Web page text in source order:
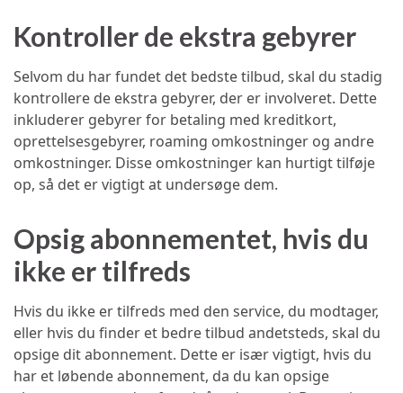
Kontroller de ekstra gebyrer
Selvom du har fundet det bedste tilbud, skal du stadig
kontrollere de ekstra gebyrer, der er involveret. Dette
inkluderer gebyrer for betaling med kreditkort,
oprettelsesgebyrer, roaming omkostninger og andre
omkostninger. Disse omkostninger kan hurtigt tilføje
op, så det er vigtigt at undersøge dem.
Opsig abonnementet, hvis du
ikke er tilfreds
Hvis du ikke er tilfreds med den service, du modtager,
eller hvis du finder et bedre tilbud andetsteds, skal du
opsige dit abonnement. Dette er især vigtigt, hvis du
har et løbende abonnement, da du kan opsige